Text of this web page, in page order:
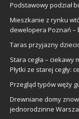
Podstawowy podział
Mieszkanie z rynku
dewelopera Poznań
Taras przyjazny
Stara cegła – ciekawy
Płytki ze starej cegły:
Przegląd typów węży
Drewniane domy
jednorodzinne